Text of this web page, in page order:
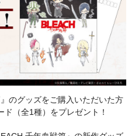
のグッズをご購入いただいた方
（全1種）をプレゼント！